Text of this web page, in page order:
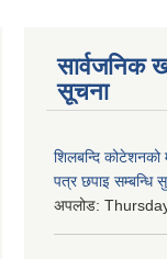
सार्वजनिक
सूचना
शिलबन्दि कोटेशनको
पत्र छपाइ सम्बन्धि
अपलोड: